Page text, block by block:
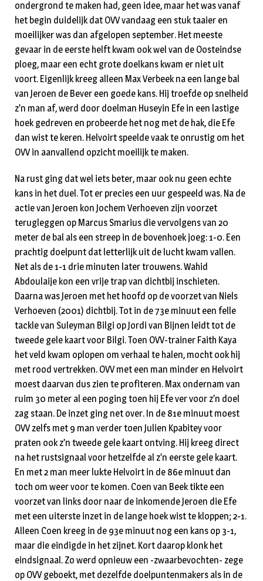
ondergrond te maken had, geen idee, maar het was vanaf
het begin duidelijk dat OVV vandaag een stuk taaier en
moeilijker was dan afgelopen september. Het meeste
gevaar in de eerste helft kwam ook wel van de Oosteindse
ploeg, maar een echt grote doelkans kwam er niet uit
voort. Eigenlijk kreeg alleen Max Verbeek na een lange bal
van Jeroen de Bever een goede kans. Hij troefde op snelheid
z’n man af, werd door doelman Huseyin Efe in een lastige
hoek gedreven en probeerde het nog met de hak, die Efe
dan wist te keren. Helvoirt speelde vaak te onrustig om het
OVV in aanvallend opzicht moeilijk te maken.
Na rust ging dat wel iets beter, maar ook nu geen echte
kans in het duel. Tot er precies een uur gespeeld was. Na de
actie van Jeroen kon Jochem Verhoeven zijn voorzet
terugleggen op Marcus Smarius die vervolgens van 20
meter de bal als een streep in de bovenhoek joeg: 1-0. Een
prachtig doelpunt dat letterlijk uit de lucht kwam vallen.
Net als de 1-1 drie minuten later trouwens. Wahid
Abdoulaije kon een vrije trap van dichtbij inschieten.
Daarna was Jeroen met het hoofd op de voorzet van Niels
Verhoeven (2001) dichtbij. Tot in de 73e minuut een felle
tackle van Suleyman Bilgi op Jordi van Bijnen leidt tot de
tweede gele kaart voor Bilgi. Toen OVV-trainer Faith Kaya
het veld kwam oplopen om verhaal te halen, mocht ook hij
met rood vertrekken. OVV met een man minder en Helvoirt
moest daarvan dus zien te profiteren. Max ondernam van
ruim 30 meter al een poging toen hij Efe ver voor z’n doel
zag staan. De inzet ging net over. In de 81e minuut moest
OVV zelfs met 9 man verder toen Julien Kpabitey voor
praten ook z’n tweede gele kaart ontving. Hij kreeg direct
na het rustsignaal voor hetzelfde al z’n eerste gele kaart.
En met 2 man meer lukte Helvoirt in de 86e minuut dan
toch om weer voor te komen. Coen van Beek tikte een
voorzet van links door naar de inkomende Jeroen die Efe
met een uiterste inzet in de lange hoek wist te kloppen; 2-1.
Alleen Coen kreeg in de 93e minuut nog een kans op 3-1,
maar die eindigde in het zijnet. Kort daarop klonk het
eindsignaal. Zo werd opnieuw een -zwaarbevochten- zege
op OVV geboekt, met dezelfde doelpuntenmakers als in de